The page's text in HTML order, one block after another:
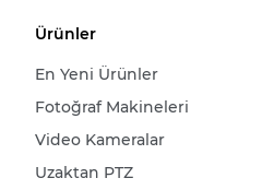
Ürünler
En Yeni Ürünler
Fotoğraf Makineleri
Video Kameralar
Uzaktan PTZ